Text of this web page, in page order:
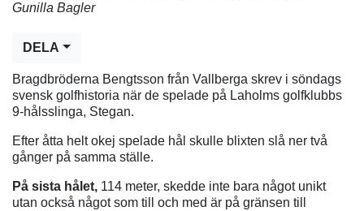
Gunilla Bagler
DELA
Bragdbröderna Bengtsson från Vallberga skrev i söndags
svensk golfhistoria när de spelade på Laholms golfklubbs
9-hålsslinga, Stegan.
Efter åtta helt okej spelade hål skulle blixten slå ner två
gånger på samma ställe.
På sista hålet, 114 meter, skedde inte bara något unikt
utan också något som till och med är på gränsen till